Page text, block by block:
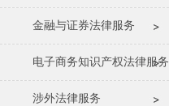
金融与证券法律服务
电子商务知识产权法律服务
涉外法律服务